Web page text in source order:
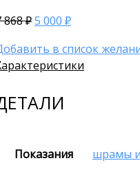
868₽ 5 000 ₽
в список
Показания шрамы